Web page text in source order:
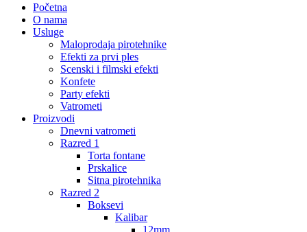
Početna
O nama
Usluge
Maloprodaja pirotehnike
Efekti za prvi ples
Scenski i filmski efekti
Konfete
Party efekti
Vatrometi
Proizvodi
Dnevni vatrometi
Razred 1
Torta fontane
Prskalice
Sitna pirotehnika
Razred 2
Boksevi
Kalibar
12mm